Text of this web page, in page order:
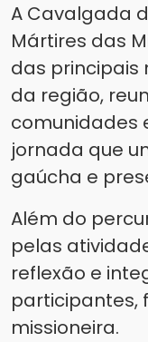
A Cavalgada
Mártires das
das principais
da região,
comunidades
jornada que
gaúcha e
Além do
pelas
reflexão e
participantes,
missioneira.